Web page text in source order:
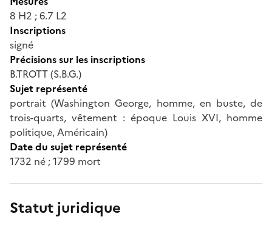
8 H2 ; 6.7 L2
Inscriptions
signé
Précisions sur les inscriptions
B.TROTT (S.B.G.)
Sujet représenté
portrait (Washington George, homme, en buste, de
trois-quarts, vêtement : époque Louis XVI, homme
politique, Américain)
Date du sujet représenté
1732 né ; 1799 mort
Statut juridique